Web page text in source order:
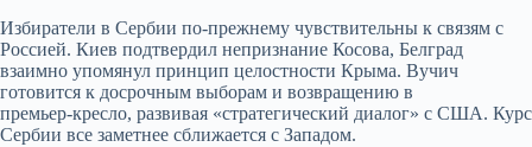
Избиратели в Сербии по‑прежнему чувствительны к связям с
Россией. Киев подтвердил непризнание Косова, Белград
взаимно упомянул принцип целостности Крыма. Вучич
готовится к досрочным выборам и возвращению в
премьер‑кресло, развивая «стратегический диалог» с США. Курс
Сербии все заметнее сближается с Западом.